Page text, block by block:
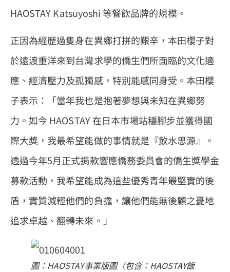
HAOSTAY Katsuyoshi 等餐飲品牌的規模。
正因為經歷過隻身在異鄉打拼的艱辛，本田櫻子對
於遠渡重洋來到台灣求學的僑生們所面臨的文化適
應、經濟壓力及孤獨感，特別能感同身受。本田櫻
子表示：「當年我也是抱著夢想與未知在異鄉努
力。如今 HAOSTAY 在日本市場站穩腳步並獲得國
際大獎，我最希望能做的事情就是『飲水思源』。
透過今年5月正式捐款響應僑務委員會的僑生獎學金
募款活動，我希望能成為這些優秀青年最堅實的後
盾，實質減輕他們的負擔，讓他們能無後顧之憂地
追求卓越、翻轉未來。」
圖：HAOSTAY事業版圖（包含：HAOSTAY飯